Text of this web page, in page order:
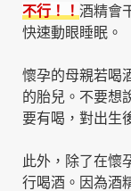
不行！！酒精會
快速動眼睡眠。
懷孕的母親若喝
的胎兒。不要想
要有喝，對出生
此外，除了在懷
行喝酒。因為酒